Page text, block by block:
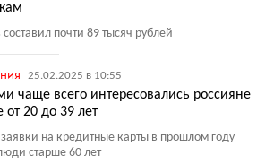
почти 89 тысяч рублей
25.02.2025 в 10:55
чаще всего интересовались россияне
от 20 до 39 лет
на кредитные карты в прошлом году
старше 60 лет